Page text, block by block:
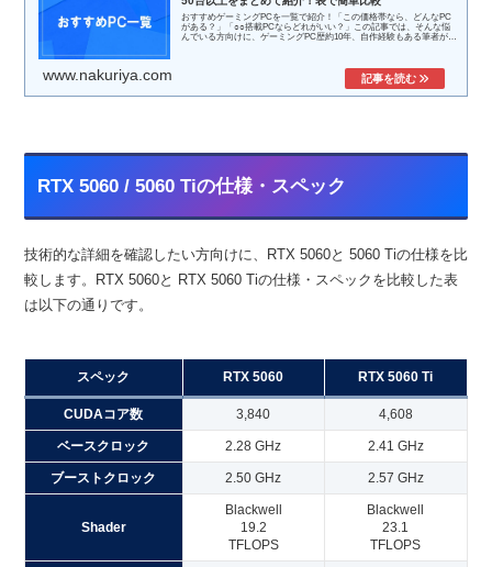
おすすめゲーミングPCを一覧で紹介！「この価格帯なら、どんなPC
がある？」「○○搭載PCならどれがいい？」この記事では、そんな悩
んでいる方向けに、ゲーミングPC歴約10年、自作経験もある筆者が考
www.nakuriya.com
RTX 5060 / 5060 Tiの仕様・スペック
技術的な詳細を確認したい方向けに、RTX 5060と 5060 Tiの仕様を比
較します。RTX 5060と RTX 5060 Tiの仕様・スペックを比較した表
は以下の通りです。
スペック RTX 5060 RTX 5060 Ti
CUDAコア数 3,840 4,608
ベースクロック 2.28 GHz 2.41 GHz
ブーストクロック 2.50 GHz 2.57 GHz
Shader
Blackwell
19.2
TFLOPS
Blackwell
23.1
TFLOPS